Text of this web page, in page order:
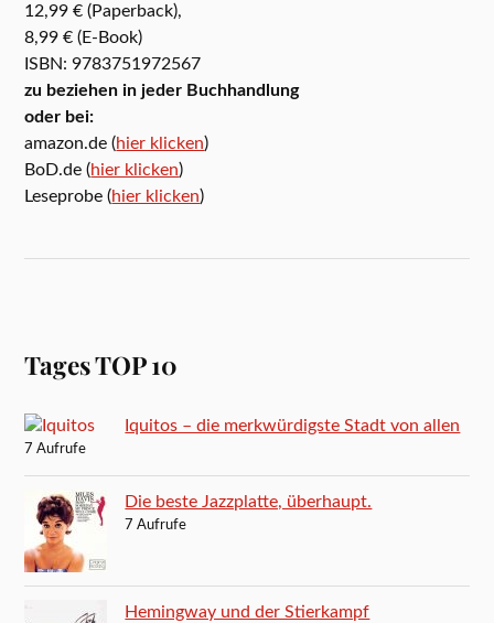
12,99 € (Paperback),
8,99 € (E-Book)
ISBN: 9783751972567
zu beziehen in jeder Buchhandlung
oder bei:
amazon.de (hier klicken)
BoD.de (hier klicken)
Leseprobe (hier klicken)
Tages TOP 10
Iquitos – die merkwürdigste Stadt von allen
7 Aufrufe
Die beste Jazzplatte, überhaupt.
7 Aufrufe
Hemingway und der Stierkampf